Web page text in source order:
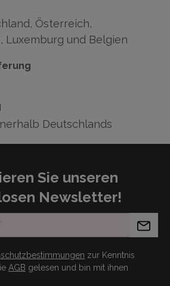
Österreich,
Luxemburg und Belgien
Deutschlands
Sie unseren
Newsletter!
zur Kenntnis
AGB gelesen und bin mit ihnen